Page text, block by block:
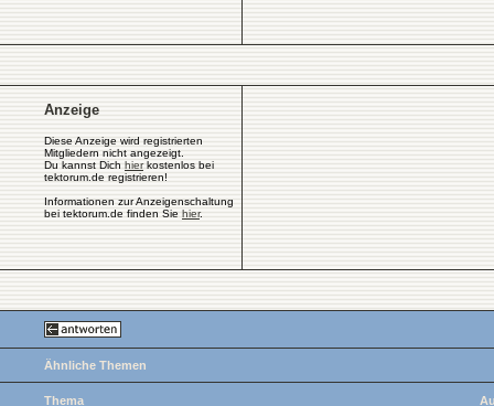
Anzeige
Diese Anzeige wird registrierten
Mitgliedern nicht angezeigt.
Du kannst Dich hierkostenlos bei
tektorum.de registrieren!
Informationen zur Anzeigenschaltung
bei tektorum.de finden Sie hier.
Ähnliche Themen
Thema